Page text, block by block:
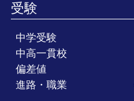
受験
中学受験
中高一貫校
偏差値
進路・職業